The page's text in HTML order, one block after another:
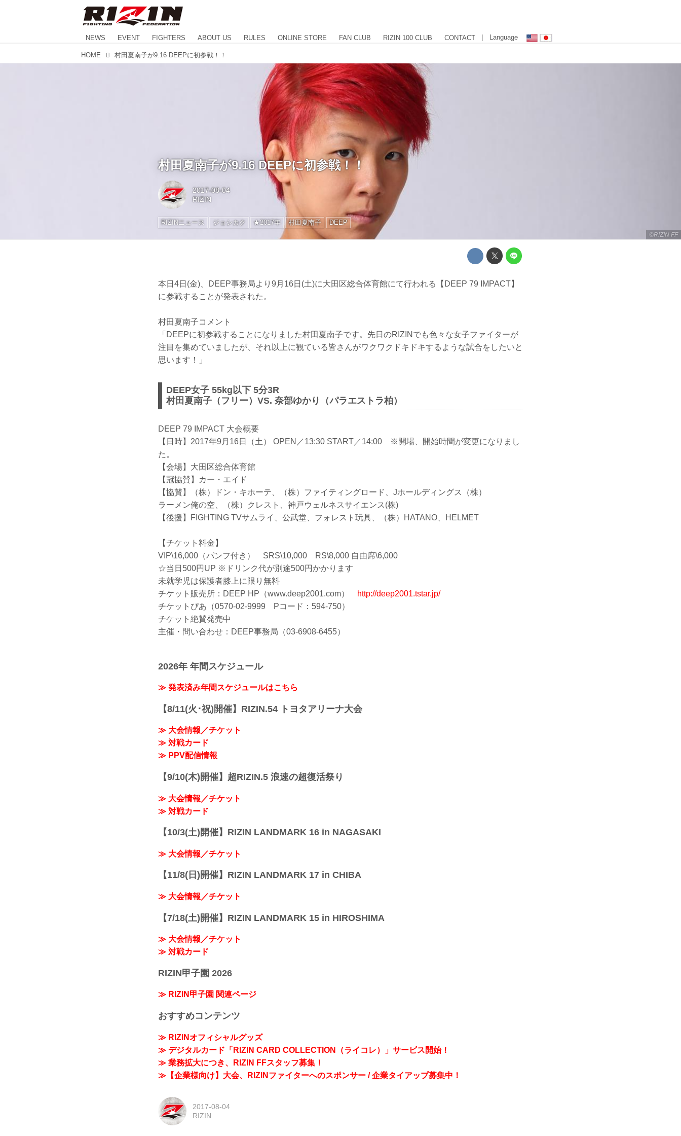
NEWS EVENT FIGHTERS ABOUT US RULES ONLINE STORE FAN CLUB RIZIN 100 CLUB CONTACT | Language
HOME 村田夏南子が9.16 DEEPに初参戦！！
©RIZIN FF
村田夏南子が9.16 DEEPに初参戦！！
2017-08-04
RIZIN
RIZINニュース ジョシカク ★2017年 村田夏南子 DEEP
本日4日(金)、DEEP事務局より9月16日(土)に大田区総合体育館にて行われる【DEEP 79 IMPACT】
に参戦することが発表された。
村田夏南子コメント
「DEEPに初参戦することになりました村田夏南子です。先日のRIZINでも色々な女子ファイターが
注目を集めていましたが、それ以上に観ている皆さんがワクワクドキドキするような試合をしたいと
思います！」
DEEP女子 55kg以下 5分3R
村田夏南子（フリー）VS. 奈部ゆかり（パラエストラ柏）
DEEP 79 IMPACT 大会概要
【日時】2017年9月16日（土） OPEN／13:30 START／14:00 ※開場、開始時間が変更になりまし
た。
【会場】大田区総合体育館
【冠協賛】カー・エイド
【協賛】（株）ドン・キホーテ、（株）ファイティングロード、Jホールディングス（株）
ラーメン俺の空、（株）クレスト、神戸ウェルネスサイエンス(株)
【後援】FIGHTING TVサムライ、公武堂、フォレスト玩具、（株）HATANO、HELMET
【チケット料金】
VIP\16,000（パンフ付き） SRS\10,000 RS\8,000 自由席\6,000
☆当日500円UP ※ドリンク代が別途500円かかります
未就学児は保護者膝上に限り無料
チケット販売所：DEEP HP（www.deep2001.com）
http://deep2001.tstar.jp/
チケットぴあ（0570-02-9999 Pコード：594-750）
チケット絶賛発売中
主催・問い合わせ：DEEP事務局（03-6908-6455）
2026年 年間スケジュール
≫ 発表済み年間スケジュールはこちら
【8/11(火･祝)開催】RIZIN.54 トヨタアリーナ大会
≫ 大会情報／チケット
≫ 対戦カード
≫ PPV配信情報
【9/10(木)開催】超RIZIN.5 浪速の超復活祭り
≫ 大会情報／チケット
≫ 対戦カード
【10/3(土)開催】RIZIN LANDMARK 16 in NAGASAKI
≫ 大会情報／チケット
【11/8(日)開催】RIZIN LANDMARK 17 in CHIBA
≫ 大会情報／チケット
【7/18(土)開催】RIZIN LANDMARK 15 in HIROSHIMA
≫ 大会情報／チケット
≫ 対戦カード
RIZIN甲子園 2026
≫ RIZIN甲子園 関連ページ
おすすめコンテンツ
≫ RIZINオフィシャルグッズ
≫ デジタルカード「RIZIN CARD COLLECTION（ライコレ）」サービス開始！
≫ 業務拡大につき、RIZIN FFスタッフ募集！
≫【企業様向け】大会、RIZINファイターへのスポンサー / 企業タイアップ募集中！
2017-08-04
RIZIN